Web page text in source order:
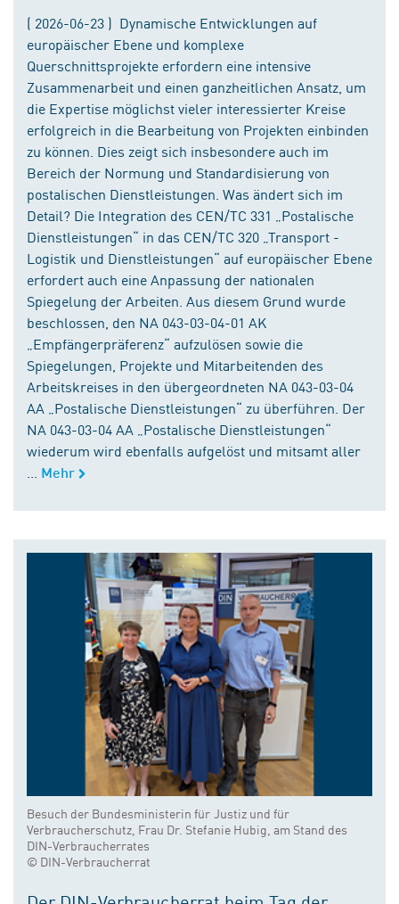
( 2026-06-23 ) Dynamische Entwicklungen auf
europäischer Ebene und komplexe
Querschnittsprojekte erfordern eine intensive
Zusammenarbeit und einen ganzheitlichen Ansatz, um
die Expertise möglichst vieler interessierter Kreise
erfolgreich in die Bearbeitung von Projekten einbinden
zu können. Dies zeigt sich insbesondere auch im
Bereich der Normung und Standardisierung von
postalischen Dienstleistungen. Was ändert sich im
Detail? Die Integration des CEN/TC 331 „Postalische
Dienstleistungen“ in das CEN/TC 320 „Transport -
Logistik und Dienstleistungen“ auf europäischer Ebene
erfordert auch eine Anpassung der nationalen
Spiegelung der Arbeiten. Aus diesem Grund wurde
beschlossen, den NA 043-03-04-01 AK
„Empfängerpräferenz“ aufzulösen sowie die
Spiegelungen, Projekte und Mitarbeitenden des
Arbeitskreises in den übergeordneten NA 043-03-04
AA „Postalische Dienstleistungen“ zu überführen. Der
NA 043-03-04 AA „Postalische Dienstleistungen“
wiederum wird ebenfalls aufgelöst und mitsamt aller
Mehr
Besuch der Bundesministerin für Justiz und für
Verbraucherschutz, Frau Dr. Stefanie Hubig, am Stand des
DIN-Verbraucherrates
© DIN-Verbraucherrat